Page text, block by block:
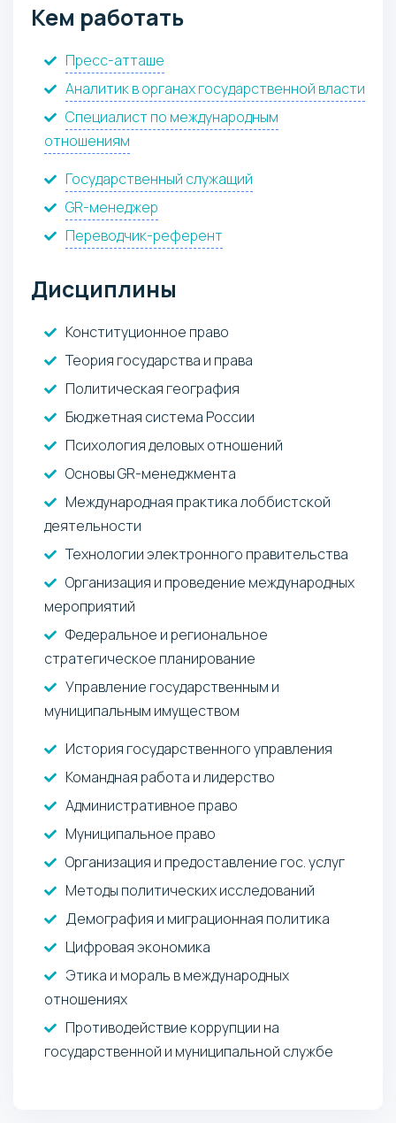
Кем работать
Пресс-атташе
Аналитик в органах государственной власти
Специалист по международным
отношениям
Государственный служащий
GR-менеджер
Переводчик-референт
Дисциплины
Конституционное право
Теория государства и права
Политическая география
Бюджетная система России
Психология деловых отношений
Основы GR-менеджмента
Международная практика лоббистской
деятельности
Технологии электронного правительства
Организация и проведение международных
мероприятий
Федеральное и региональное
стратегическое планирование
Управление государственным и
муниципальным имуществом
История государственного управления
Командная работа и лидерство
Административное право
Муниципальное право
Организация и предоставление гос. услуг
Методы политических исследований
Демография и миграционная политика
Цифровая экономика
Этика и мораль в международных
отношениях
Противодействие коррупции на
государственной и муниципальной службе